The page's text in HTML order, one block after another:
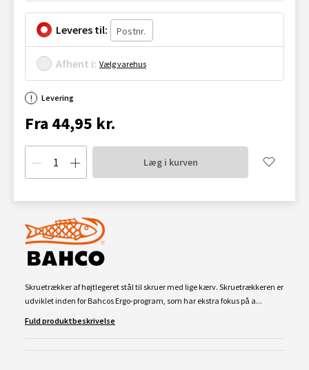
Leveres til:
Afhent i: Vælg varehus
Levering
Fra 44,95 kr.
Læg i kurven
Skruetrækker af højtlegeret stål til skruer med lige kærv. Skruetrækkeren er
udviklet inden for Bahcos Ergo-program, som har ekstra fokus på a...
Fuld produktbeskrivelse